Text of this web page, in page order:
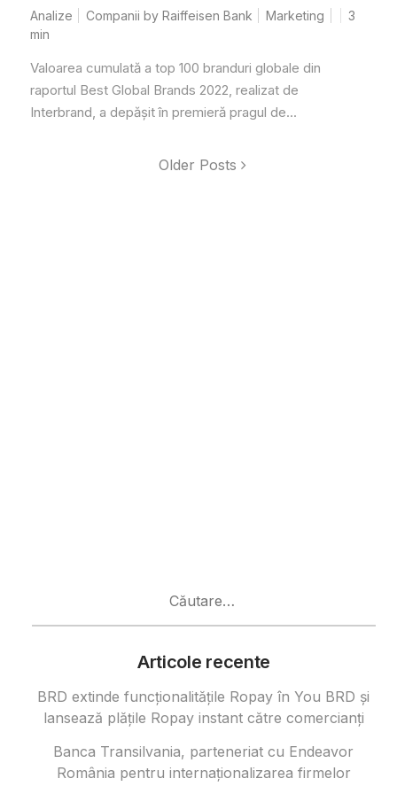
Analize Companii by Raiffeisen Bank Marketing
3
min
Valoarea cumulată a top 100 branduri globale din
raportul Best Global Brands 2022, realizat de
Interbrand, a depășit în premieră pragul de...
Older Posts
Articole recente
BRD extinde funcționalitățile Ropay în You BRD și
lansează plățile Ropay instant către comercianți
Banca Transilvania, parteneriat cu Endeavor
România pentru internaționalizarea firmelor